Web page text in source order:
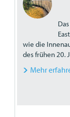
wie die
des frühen 20.
Mehr